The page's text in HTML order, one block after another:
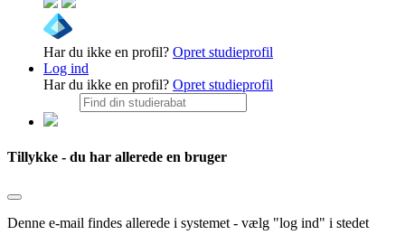
Har du ikke en profil? Opret studieprofil
Log ind
Har du ikke en profil? Opret studieprofil
Tillykke - du har allerede en bruger
Denne e-mail findes allerede i systemet - vælg "log ind" i stedet